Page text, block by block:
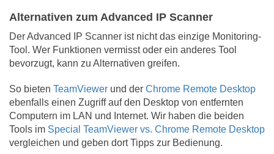
Alternativen zum Advanced IP Scanner
Der Advanced IP Scanner ist nicht das einzige Monitoring-
Tool. Wer Funktionen vermisst oder ein anderes Tool
bevorzugt, kann zu Alternativen greifen.
So bieten TeamViewer und der Chrome Remote Desktop
ebenfalls einen Zugriff auf den Desktop von entfernten
Computern im LAN und Internet. Wir haben die beiden
Tools im Special TeamViewer vs. Chrome Remote Desktop
vergleichen und geben dort Tipps zur Bedienung.